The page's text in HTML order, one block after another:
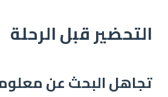
التحضير قبل الرحلة
تجاهل البحث عن